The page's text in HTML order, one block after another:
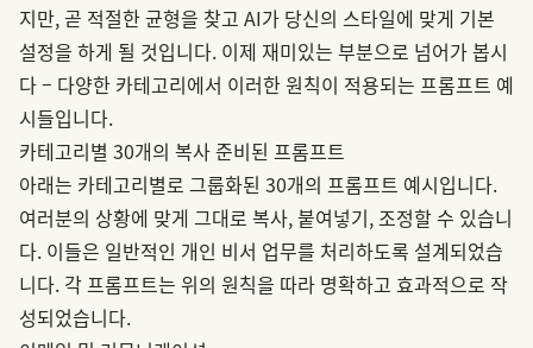
지만, 곧 적절한 균형을 찾고 AI가 당신의 스타일에 맞게 기본
설정을 하게 될 것입니다. 이제 재미있는 부분으로 넘어가 봅시
다 – 다양한 카테고리에서 이러한 원칙이 적용되는 프롬프트 예
시들입니다.
카테고리별 30개의 복사 준비된 프롬프트
아래는 카테고리별로 그룹화된 30개의 프롬프트 예시입니다.
여러분의 상황에 맞게 그대로 복사, 붙여넣기, 조정할 수 있습니
다. 이들은 일반적인 개인 비서 업무를 처리하도록 설계되었습
니다. 각 프롬프트는 위의 원칙을 따라 명확하고 효과적으로 작
성되었습니다.